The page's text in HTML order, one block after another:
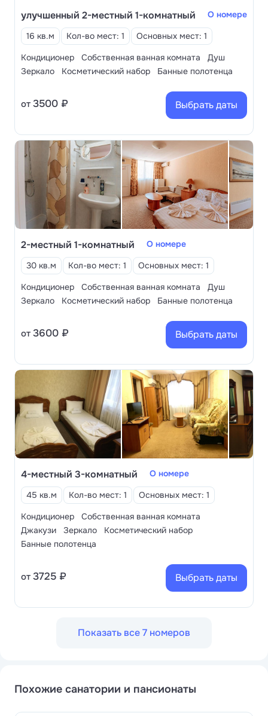
улучшенный 2-местный 1-комнатный
О номере
16 кв.м
Кол-во мест: 1
Основных мест: 1
Кондиционер
Собственная ванная комната
Душ
Зеркало
Косметический набор Банные полотенца
от 3500 ₽ Выбрать даты
2-местный 1-комнатный
О номере
30 кв.м
Кол-во мест: 1
Основных мест: 1
Кондиционер
Собственная ванная комната
Душ
Зеркало
Косметический набор Банные полотенца
от 3600 ₽ Выбрать даты
4-местный 3-комнатный
О номере
45 кв.м
Кол-во мест: 1
Основных мест: 1
Кондиционер
Собственная ванная комната
Джакузи
Зеркало
Косметический набор
Банные полотенца
от 3725 ₽ Выбрать даты
Показать все 7 номеров
Похожие санатории и пансионаты